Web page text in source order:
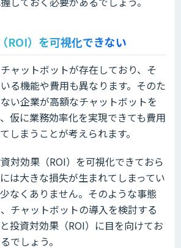
ROI）を可視化できない
ャットボットが存在しており、そ
る機能や費用も異なります。そのた
い企業が高額なチャットボットを
仮に業務効率化を実現できても費用
しまうことが考えられます。
対効果（ROI）を可視化できておら
は大きな損失が生まれてしまってい
なくありません。そのような事態
チャットボットの導入を検討する
投資対効果（ROI）に目を向けてお
でしょう。